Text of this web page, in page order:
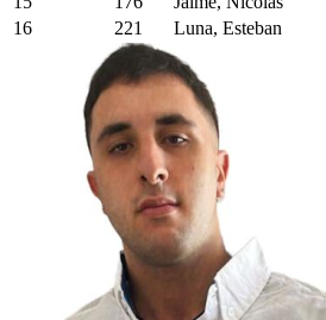
16
221 Luna, Esteban